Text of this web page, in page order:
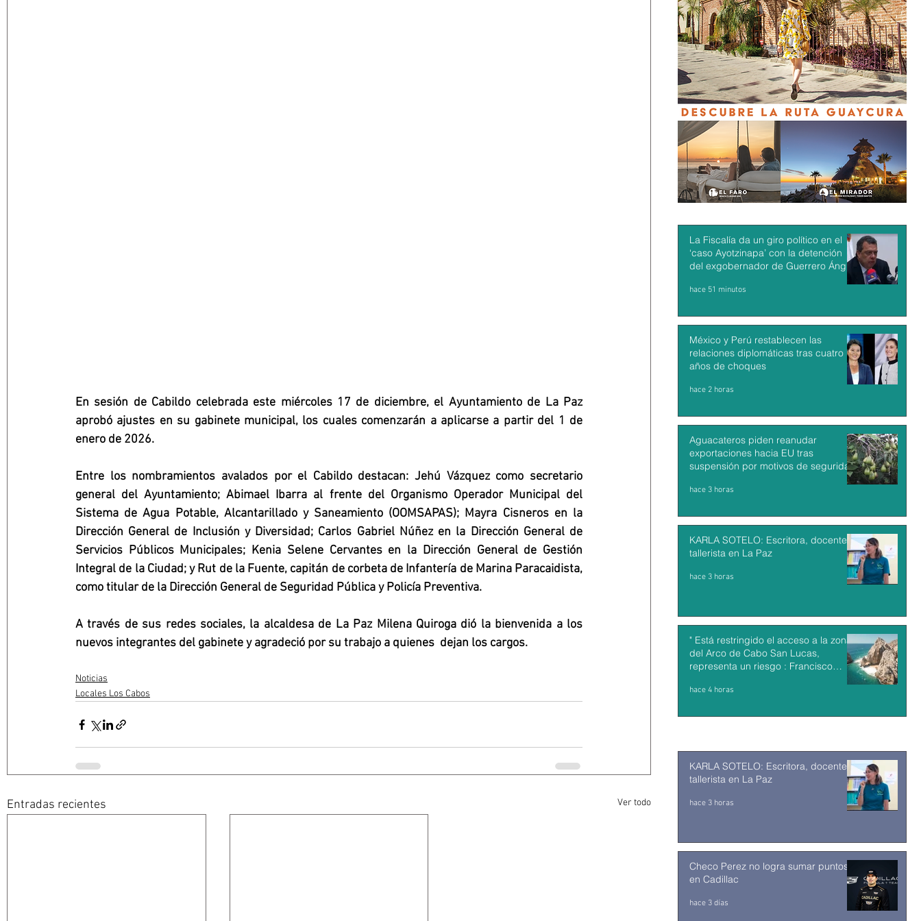
En sesión de Cabildo celebrada este miércoles 17 de diciembre, el Ayuntamiento de La Paz
aprobó ajustes en su gabinete municipal, los cuales comenzarán a aplicarse a partir del 1 de
enero de 2026.
Entre los nombramientos avalados por el Cabildo destacan: Jehú Vázquez como secretario
general del Ayuntamiento; Abimael Ibarra al frente del Organismo Operador Municipal del
Sistema de Agua Potable, Alcantarillado y Saneamiento (OOMSAPAS); Mayra Cisneros en la
Dirección General de Inclusión y Diversidad; Carlos Gabriel Núñez en la Dirección General de
Servicios Públicos Municipales; Kenia Selene Cervantes en la Dirección General de Gestión
Integral de la Ciudad; y Rut de la Fuente, capitán de corbeta de Infantería de Marina Paracaidista,
como titular de la Dirección General de Seguridad Pública y Policía Preventiva.
A través de sus redes sociales, la alcaldesa de La Paz Milena Quiroga dió la bienvenida a los
nuevos integrantes del gabinete y agradeció por su trabajo a quienes  dejan los cargos.
Noticias
Locales Los Cabos
Entradas recientes Ver todo
La Fiscalía da un giro político en el
‘caso Ayotzinapa’ con la detención
del exgobernador de Guerrero Ángel
hace 51 minutos
México y Perú restablecen las
relaciones diplomáticas tras cuatro
años de choques
hace 2 horas
Aguacateros piden reanudar
exportaciones hacia EU tras
suspensión por motivos de seguridad
hace 3 horas
KARLA SOTELO: Escritora, docente y
tallerista en La Paz
hace 3 horas
" Está restringido el acceso a la zona
del Arco de Cabo San Lucas,
representa un riesgo : Francisco
hace 4 horas
KARLA SOTELO: Escritora, docente y
tallerista en La Paz
hace 3 horas
Checo Perez no logra sumar puntos
en Cadillac
hace 3 días